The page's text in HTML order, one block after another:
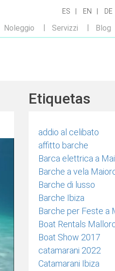
ES EN DE
Noleggio Servizzi Blog
Etiquetas
addio al celibato
affitto barche
Barca elettrica a
Barche a vela
Barche di lusso
Barche Ibiza
Barche per Feste a
Boat Rentals
Boat Show 2017
catamarani 2022
Catamarani Ibiza